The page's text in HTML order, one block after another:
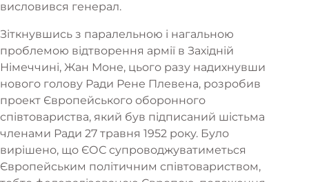
висловився генерал.
Зіткнувшись з паралельною і нагальною
проблемою відтворення армії в Західній
Німеччині, Жан Моне, цього разу надихнувши
нового голову Ради Рене Плевена, розробив
проект Європейського оборонного
співтовариства, який був підписаний шістьма
членами Ради 27 травня 1952 року. Було
вирішено, що ЄОС супроводжуватиметься
Європейським політичним співтовариством,